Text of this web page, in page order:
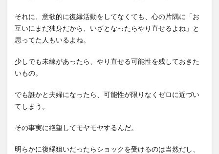
それに、意欲的に復縁活動をしてなくても、心の片隅に「お
互いにまだ独身だから、いざとなったらやり直せるよね」と
思ってた人もいるよね。
少しでも未練があったら、やり直せる可能性を残しておきた
いもの。
でも誰かと夫婦になったら、可能性が限りなくゼロに近づい
てしまう。
その事実に絶望してモヤモヤするんだ。
明らかに復縁狙いだったらショックを受けるのは当然だし、